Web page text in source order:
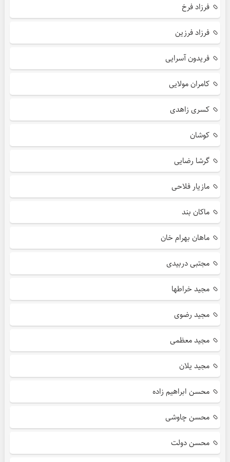
فرزاد فرخ
فرزاد فرزین
فریدون آسرایی
کامران مولایی
کسری زاهدی
کوشان
گرشا رضایی
مازیار فلاحی
ماکان بند
ماهان بهرام خان
مجتبی دربیدی
مجید خراطها
مجید رضوی
مجید معظمی
مجید یلان
محسن ابراهیم زاده
محسن چاوشی
محسن دولت